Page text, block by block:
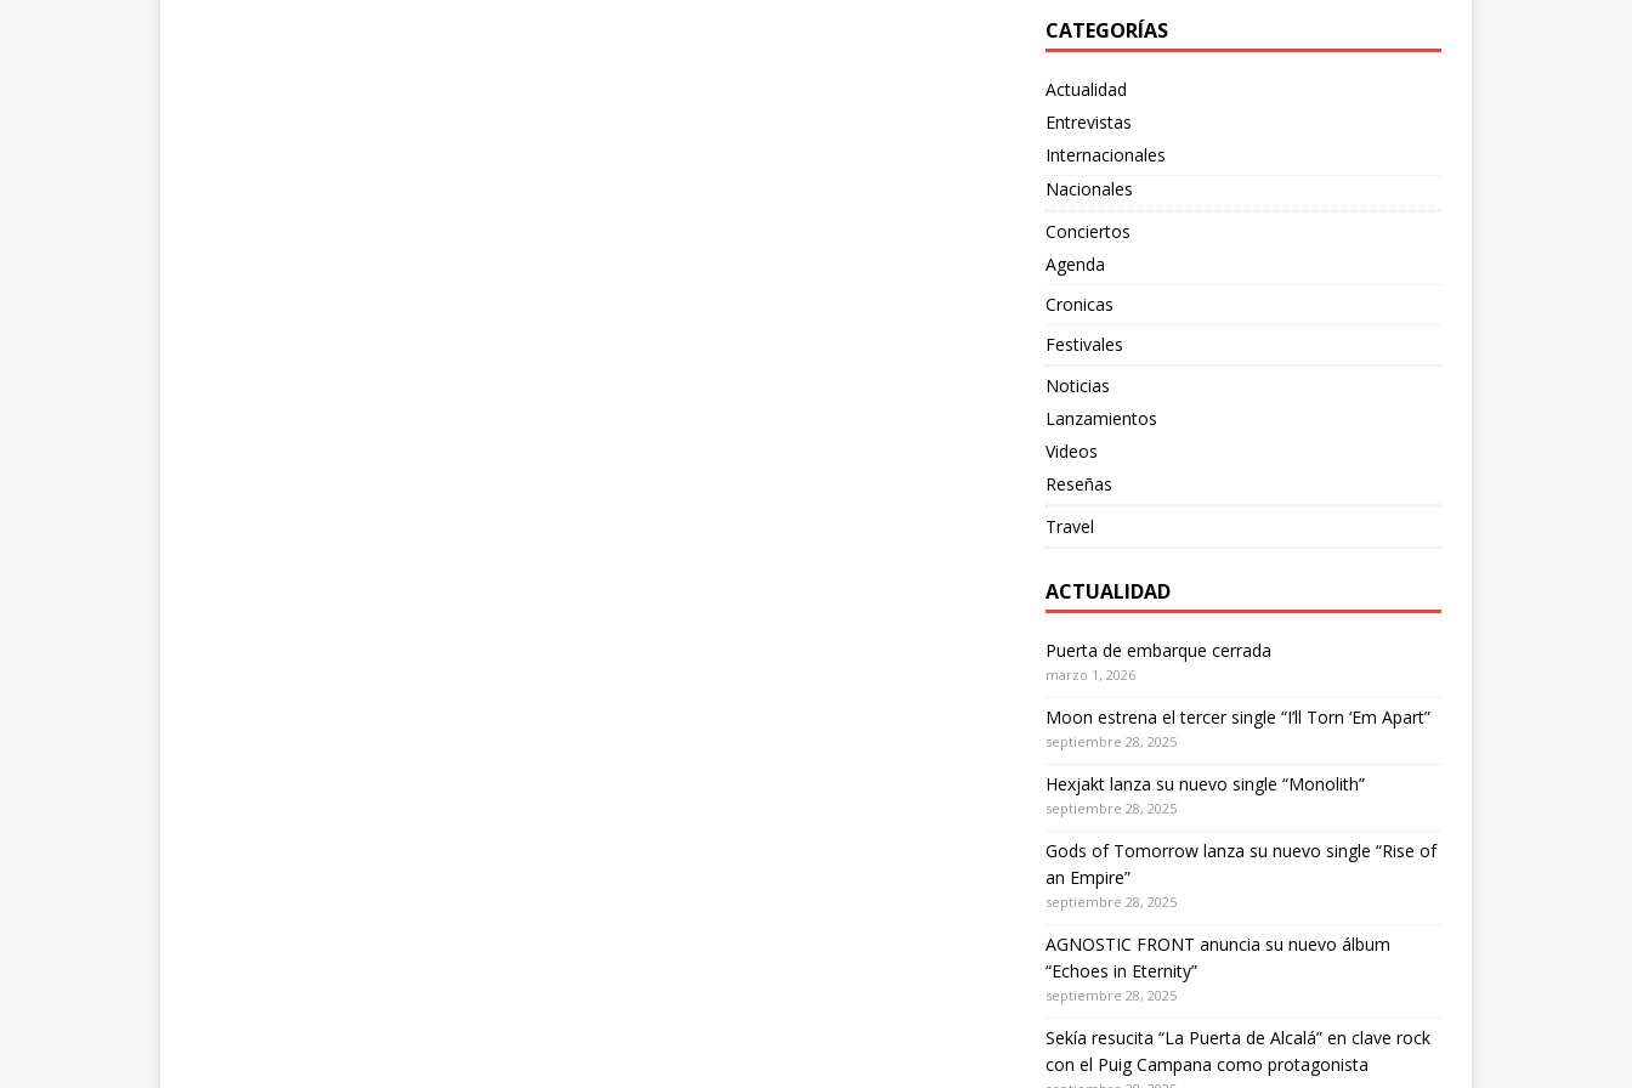
CATEGORÍAS
Actualidad
Entrevistas
Internacionales
Nacionales
Conciertos
Agenda
Cronicas
Festivales
Noticias
Lanzamientos
Videos
Reseñas
Travel
ACTUALIDAD
Puerta de embarque cerrada
marzo 1, 2026
Moon estrena el tercer single “I’ll Torn ‘Em Apart”
septiembre 28, 2025
Hexjakt lanza su nuevo single “Monolith”
septiembre 28, 2025
Gods of Tomorrow lanza su nuevo single “Rise of
an Empire”
septiembre 28, 2025
AGNOSTIC FRONT anuncia su nuevo álbum
“Echoes in Eternity”
septiembre 28, 2025
Sekía resucita “La Puerta de Alcalá” en clave rock
con el Puig Campana como protagonista